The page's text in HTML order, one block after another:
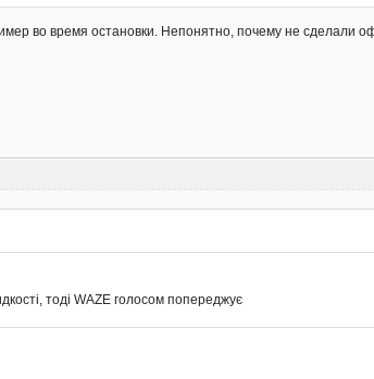
во время остановки. Непонятно, почему не сделали
тоді WAZE голосом попереджує